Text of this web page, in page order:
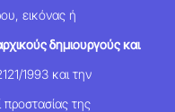
εικόνας ή
δημιουργούς και
1993 και την
της